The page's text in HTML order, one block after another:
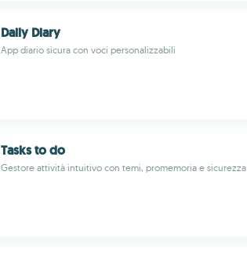
Daily Diary
App diario sicura con voci personalizzabili
Tasks to do
Gestore attività intuitivo con temi, promemoria e sicurezza